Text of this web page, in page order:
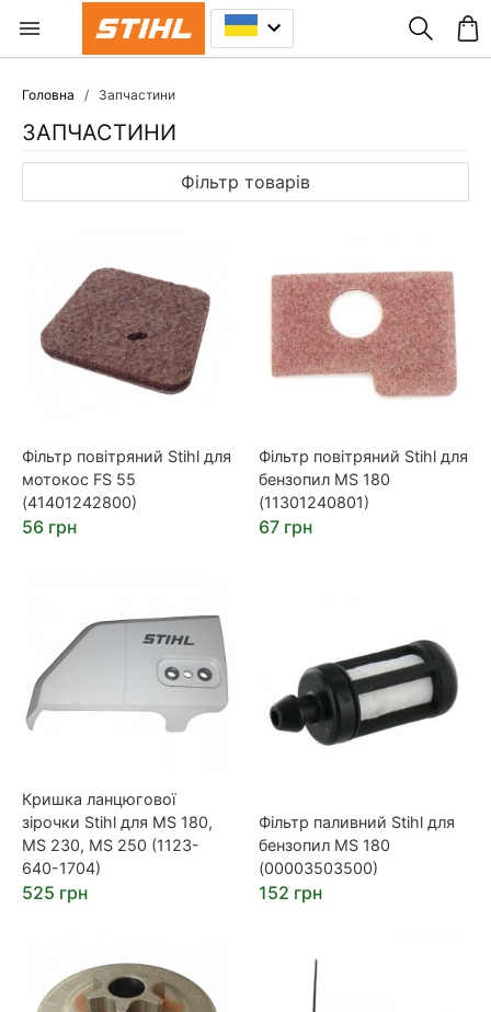
Головна Запчастини
ЗАПЧАСТИНИ
Фільтр товарів
Фільтр повітряний Stihl для
мотокос FS 55
(41401242800)
56 грн
Фільтр повітряний Stihl для
бензопил MS 180
(11301240801)
67 грн
Кришка ланцюгової
зірочки Stihl для MS 180,
MS 230, MS 250 (1123-
640-1704)
525 грн
Фільтр паливний Stihl для
бензопил MS 180
(00003503500)
152 грн